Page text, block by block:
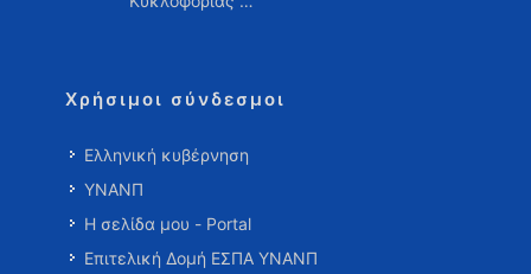
Χρήσιμοι σύνδεσμοι
Ελληνική κυβέρνηση
ΥΝΑΝΠ
Η σελίδα μου - Portal
Επιτελική Δομή ΕΣΠΑ ΥΝΑΝΠ